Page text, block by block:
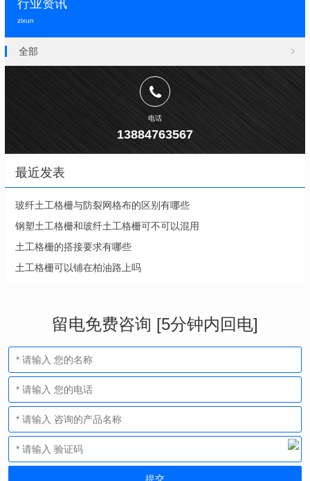
行业资讯
zixun
全部
电话
13884763567
最近发表
玻纤土工格栅与防裂网格布的区别有哪些
钢塑土工格栅和玻纤土工格栅可不可以混用
土工格栅的搭接要求有哪些
土工格栅可以铺在柏油路上吗
留电免费咨询 [5分钟内回电]